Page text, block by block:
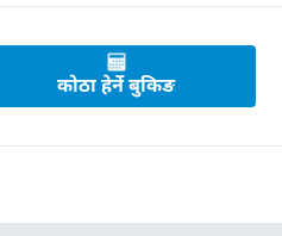
कोठा हेर्ने बुकिङ